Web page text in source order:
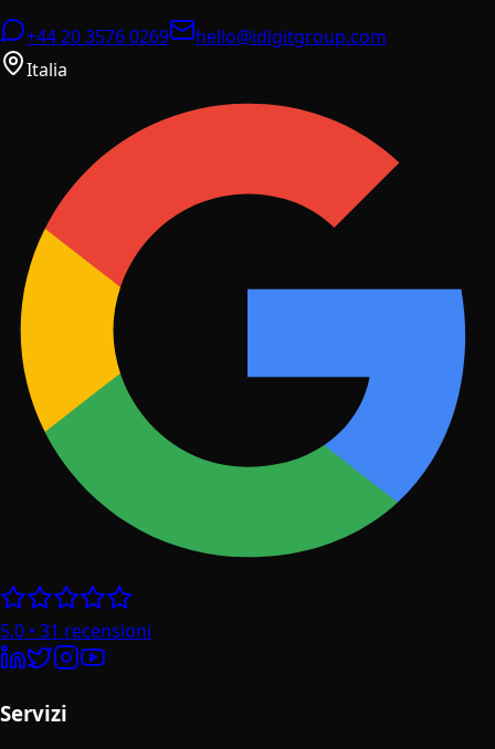
+44 20 3576 0269
hello@idigitgroup.com
Italia
5.0 • 31 recensioni
Servizi